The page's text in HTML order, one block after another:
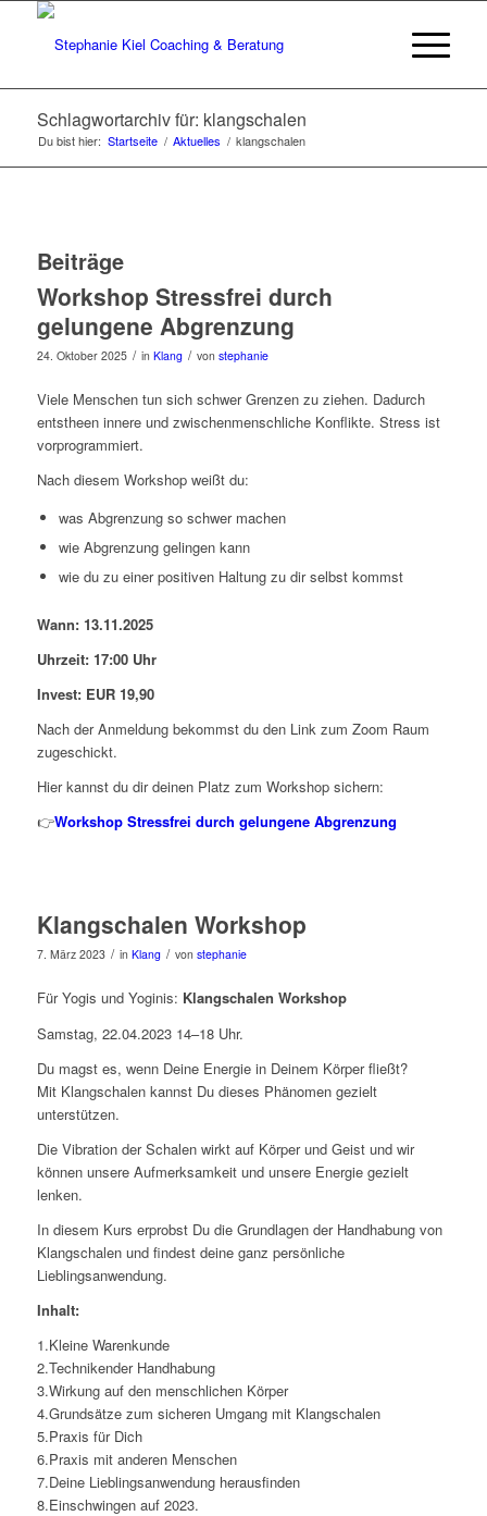
Schlagwortarchiv für: klangschalen
Du bist hier: Startseite / Aktuelles / klangschalen
Beiträge
Workshop Stressfrei durch
gelungene Abgrenzung
24. Oktober 2025 / in Klang / von stephanie
Viele Menschen tun sich schwer Grenzen zu ziehen. Dadurch
entstheen innere und zwischenmenschliche Konflikte. Stress ist
vorprogrammiert.
Nach diesem Workshop weißt du:
was Abgrenzung so schwer machen
wie Abgrenzung gelingen kann
wie du zu einer positiven Haltung zu dir selbst kommst
Wann: 13.11.2025
Uhrzeit: 17:00 Uhr
Invest: EUR 19,90
Nach der Anmeldung bekommst du den Link zum Zoom Raum
zugeschickt.
Hier kannst du dir deinen Platz zum Workshop sichern:
👉Workshop Stressfrei durch gelungene Abgrenzung
Klangschalen Workshop
7. März 2023 / in Klang / von stephanie
Für Yogis und Yoginis: Klangschalen Workshop
Samstag, 22.04.2023 14–18 Uhr.
Du magst es, wenn Deine Energie in Deinem Körper fließt?
Mit Klangschalen kannst Du dieses Phänomen gezielt
unterstützen.
Die Vibration der Schalen wirkt auf Körper und Geist und wir
können unsere Aufmerksamkeit und unsere Energie gezielt
lenken.
In diesem Kurs erprobst Du die Grundlagen der Handhabung von
Klangschalen und findest deine ganz persönliche
Lieblingsanwendung.
Inhalt:
1.Kleine Warenkunde
2.Technikender Handhabung
3.Wirkung auf den menschlichen Körper
4.Grundsätze zum sicheren Umgang mit Klangschalen
5.Praxis für Dich
6.Praxis mit anderen Menschen
7.Deine Lieblingsanwendung herausfinden
8.Einschwingen auf 2023.